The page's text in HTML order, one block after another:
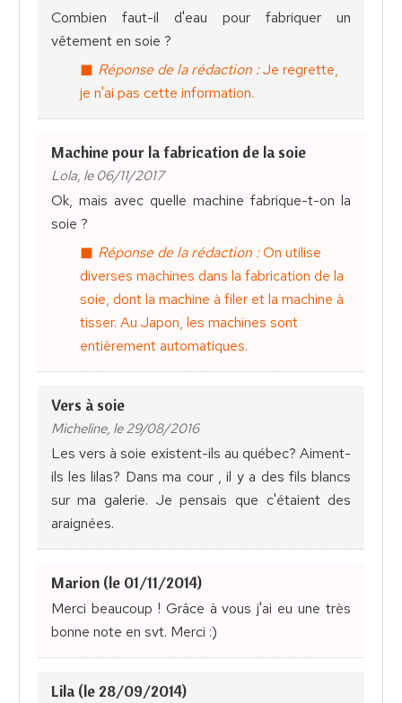
Combien faut-il d'eau pour fabriquer un
vêtement en soie ?
Réponse de la rédaction :Je regrette,
je n'ai pas cette information.
Machine pour la fabrication de la soie
Lola, le 06/11/2017
Ok, mais avec quelle machine fabrique-t-on la
soie ?
Réponse de la rédaction :On utilise
diverses machines dans la fabrication de la
soie, dont la machine à filer et la machine à
tisser. Au Japon, les machines sont
entièrement automatiques.
Vers à soie
Micheline, le 29/08/2016
Les vers à soie existent-ils au québec? Aiment-
ils les lilas? Dans ma cour , il y a des fils blancs
sur ma galerie. Je pensais que c'étaient des
araignées.
Marion (le 01/11/2014)
Merci beaucoup ! Grâce à vous j'ai eu une très
bonne note en svt. Merci :)
Lila (le 28/09/2014)